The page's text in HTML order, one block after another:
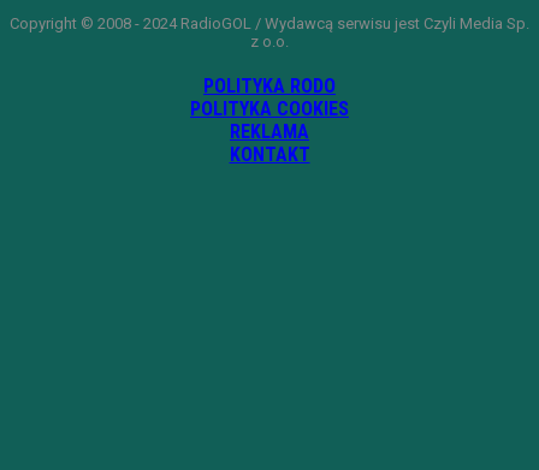
Copyright © 2008 - 2024 RadioGOL / Wydawcą serwisu jest Czyli Media Sp.
z o.o.
POLITYKA RODO
POLITYKA COOKIES
REKLAMA
KONTAKT